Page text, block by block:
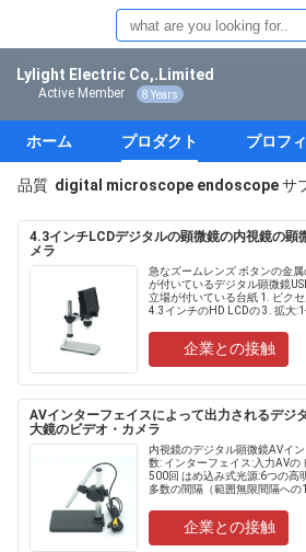
Lylight Electric Co,.Limited
Active Member 8 Years
ホーム プロダクト プロフ
品質 digital microscope endoscopeサ
4.3インチLCDデジタルの顕微鏡の内視鏡の顕
メラ
急なズームレンズ ボタンの金
が付いているデジタル顕微鏡
立場が付いている台紙 1. ピク
4.3インチのHD LCDの 3. 拡大
企業との接触
AVインターフェイスによって出力されるデジ
大鏡のビデオ・カメラ
内視鏡のデジタル顕微鏡AVイ
数: インターフェイス:入力AV
500回 はめ込み式光源:6つの高
多数の間隔（範囲無限間隔への
企業との接触